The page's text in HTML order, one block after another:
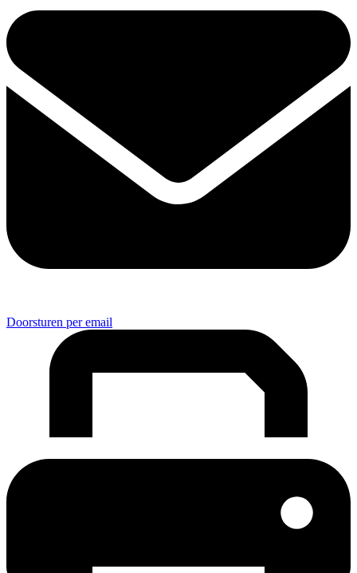
Doorsturen per email